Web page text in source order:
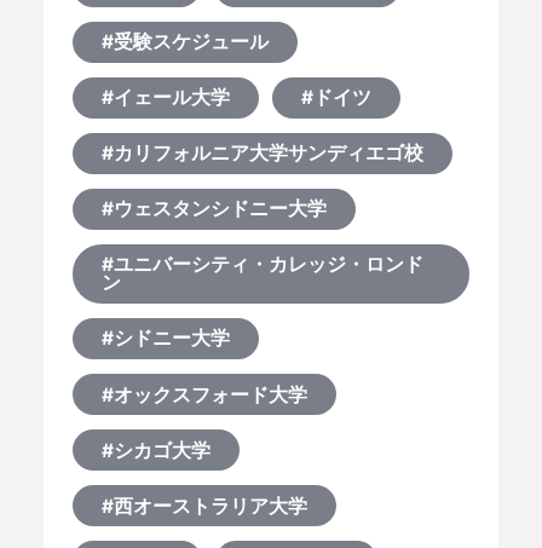
#受験スケジュール
#イェール大学 #ドイツ
#カリフォルニア大学サンディエゴ校
#ウェスタンシドニー大学
#ユニバーシティ・カレッジ・ロンド
ン
#シドニー大学
#オックスフォード大学
#シカゴ大学
#西オーストラリア大学